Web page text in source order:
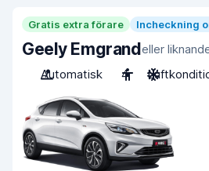
Gratis extra förare Incheckning
Geely Emgrandeller
Automatisk
4